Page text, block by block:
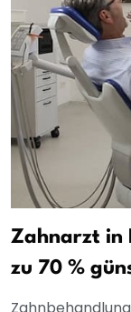
Zahnarzt in
zu 70 %